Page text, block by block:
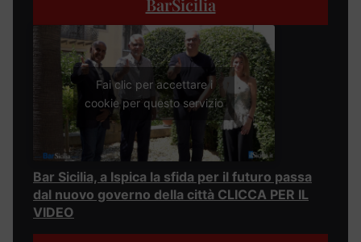
BarSicilia
Fai clic per accettare i
cookie per questo servizio
Bar Sicilia, a Ispica la sfida per il futuro passa
dal nuovo governo della città CLICCA PER IL
VIDEO